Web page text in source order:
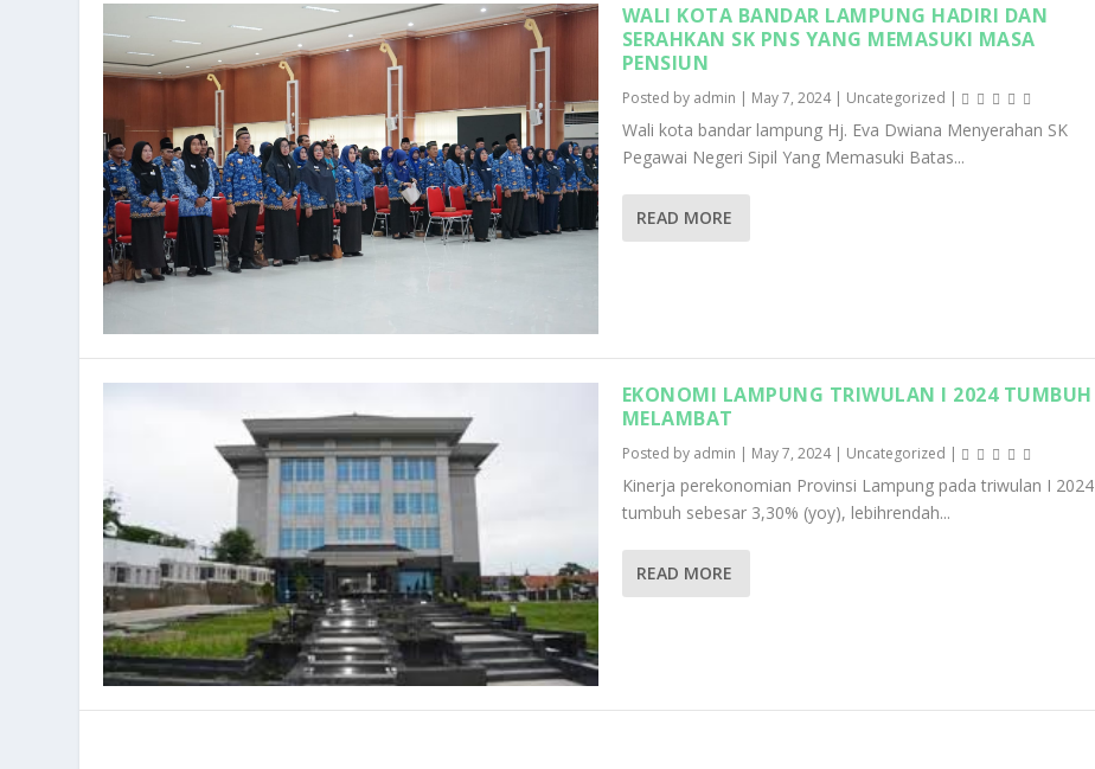
WALI KOTA BANDAR LAMPUNG HADIRI DAN
SERAHKAN SK PNS YANG MEMASUKI MASA
PENSIUN
Posted by admin | May 7, 2024| Uncategorized |
Wali kota bandar lampung Hj. Eva Dwiana Menyerahan SK
Pegawai Negeri Sipil Yang Memasuki Batas...
READ MORE
EKONOMI LAMPUNG TRIWULAN I 2024 TUMBUH
MELAMBAT
Posted by admin | May 7, 2024| Uncategorized |
Kinerja perekonomian Provinsi Lampung pada triwulan I 2024
tumbuh sebesar 3,30% (yoy), lebihrendah...
READ MORE